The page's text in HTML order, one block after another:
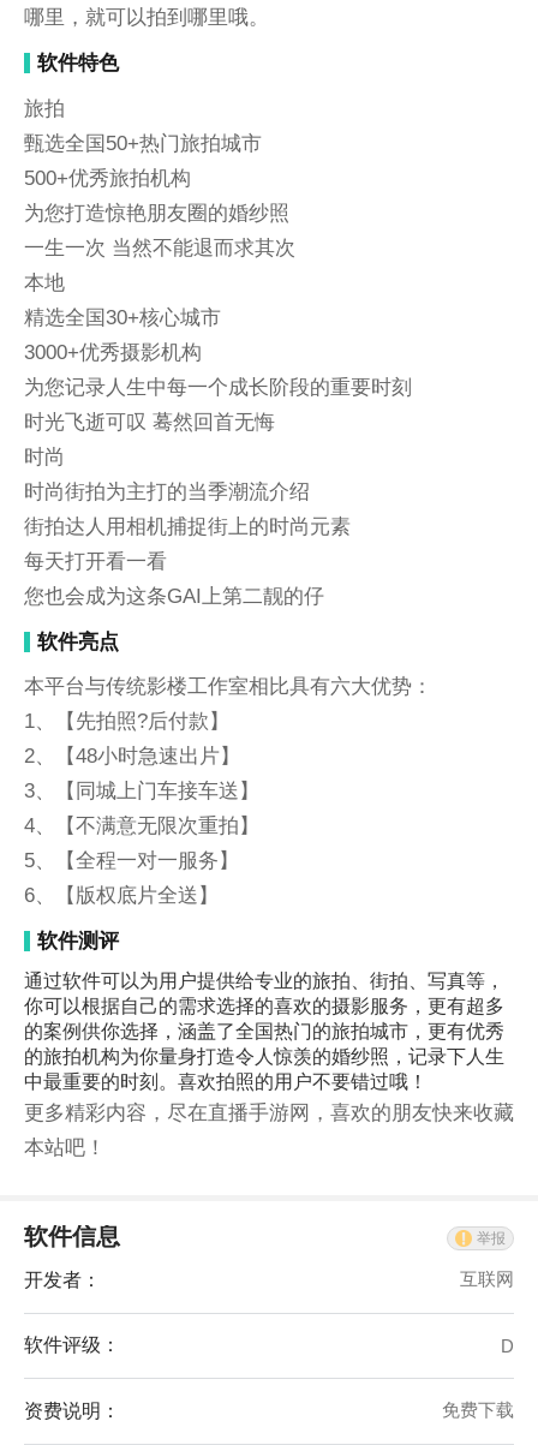
哪里，就可以拍到哪里哦。
软件特色
旅拍
甄选全国50+热门旅拍城市
500+优秀旅拍机构
为您打造惊艳朋友圈的婚纱照
一生一次 当然不能退而求其次
本地
精选全国30+核心城市
3000+优秀摄影机构
为您记录人生中每一个成长阶段的重要时刻
时光飞逝可叹 蓦然回首无悔
时尚
时尚街拍为主打的当季潮流介绍
街拍达人用相机捕捉街上的时尚元素
每天打开看一看
您也会成为这条GAI上第二靓的仔
软件亮点
本平台与传统影楼工作室相比具有六大优势：
1、【先拍照?后付款】
2、【48小时急速出片】
3、【同城上门车接车送】
4、【不满意无限次重拍】
5、【全程一对一服务】
6、【版权底片全送】
软件测评
通过软件可以为用户提供给专业的旅拍、街拍、写真等，
你可以根据自己的需求选择的喜欢的摄影服务，更有超多
的案例供你选择，涵盖了全国热门的旅拍城市，更有优秀
的旅拍机构为你量身打造令人惊羡的婚纱照，记录下人生
中最重要的时刻。喜欢拍照的用户不要错过哦！
更多精彩内容，尽在直播手游网，喜欢的朋友快来收藏
本站吧！
软件信息 举报
开发者： 互联网
软件评级： D
资费说明： 免费下载